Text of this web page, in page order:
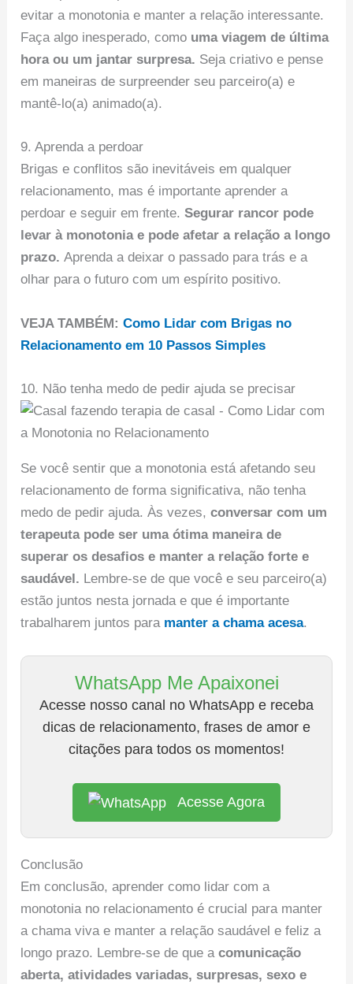
evitar a monotonia e manter a relação interessante.
Faça algo inesperado, como uma viagem de última
hora ou um jantar surpresa. Seja criativo e pense
em maneiras de surpreender seu parceiro(a) e
mantê-lo(a) animado(a).
9. Aprenda a perdoar
Brigas e conflitos são inevitáveis em qualquer
relacionamento, mas é importante aprender a
perdoar e seguir em frente.Segurar rancor pode
levar à monotonia e pode afetar a relação a longo
prazo.Aprenda a deixar o passado para trás e a
olhar para o futuro com um espírito positivo.
VEJA TAMBÉM:Como Lidar com Brigas no
Relacionamento em 10 Passos Simples
10. Não tenha medo de pedir ajuda se precisar
Se você sentir que a monotonia está afetando seu
relacionamento de forma significativa, não tenha
medo de pedir ajuda. Às vezes,conversar com um
terapeuta pode ser uma ótima maneira de
superar os desafios e manter a relação forte e
saudável. Lembre-se de que você e seu parceiro(a)
estão juntos nesta jornada e que é importante
trabalharem juntos para manter a chama acesa.
WhatsApp Me Apaixonei
Acesse nosso canal no WhatsApp e receba
dicas de relacionamento, frases de amor e
citações para todos os momentos!
Acesse Agora
Conclusão
Em conclusão, aprender como lidar com a
monotonia no relacionamento é crucial para manter
a chama viva e manter a relação saudável e feliz a
longo prazo. Lembre-se de que acomunicação
aberta, atividades variadas, surpresas, sexo e